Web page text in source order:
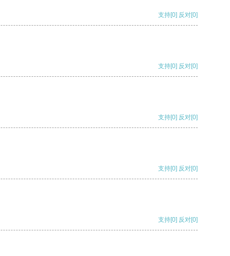
支持[0] 反对[0]
支持[0] 反对[0]
支持[0] 反对[0]
支持[0] 反对[0]
支持[0] 反对[0]